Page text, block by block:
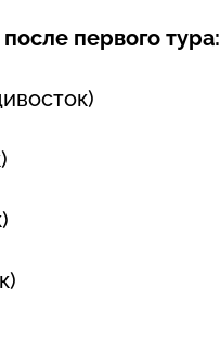
первого тура: